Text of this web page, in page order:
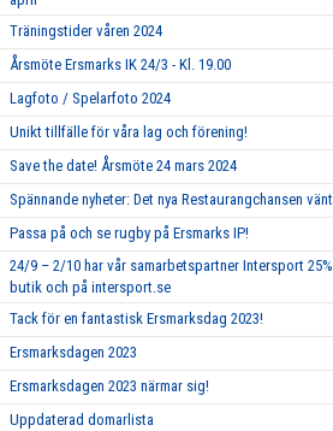
Träningstider våren 2024
Årsmöte Ersmarks IK 24/3 - Kl. 19.00
Lagfoto / Spelarfoto 2024
Unikt tillfälle för våra lag och förening!
Save the date! Årsmöte 24 mars 2024
Spännande nyheter: Det nya Restaurangchansen
Passa på och se rugby på Ersmarks IP!
24/9 – 2/10 har vår samarbetspartner Intersport
butik och på intersport.se
Tack för en fantastisk Ersmarksdag 2023!
Ersmarksdagen 2023
Ersmarksdagen 2023 närmar sig!
Uppdaterad domarlista